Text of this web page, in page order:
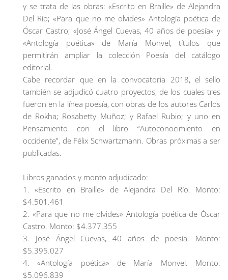
y se trata de las obras: «Escrito en Braille» de Alejandra
Del Río; «Para que no me olvides» Antología poética de
Óscar Castro; «José Ángel Cuevas, 40 años de poesía» y
«Antología poética» de María Monvel, títulos que
permitirán ampliar la colección Poesía del catálogo
editorial.
Cabe recordar que en la convocatoria 2018, el sello
también se adjudicó cuatro proyectos, de los cuales tres
fueron en la línea poesía, con obras de los autores Carlos
de Rokha; Rosabetty Muñoz; y Rafael Rubio; y uno en
Pensamiento con el libro “Autoconocimiento en
occidente”, de Félix Schwartzmann. Obras próximas a ser
publicadas.
Libros ganados y monto adjudicado:
1. «Escrito en Braille» de Alejandra Del Río. Monto:
$4.501.461
2. «Para que no me olvides» Antología poética de Óscar
Castro. Monto: $4.377.355
3. José Ángel Cuevas, 40 años de poesía. Monto:
$5.395.027
4. «Antología poética» de María Monvel. Monto:
$5.096.839